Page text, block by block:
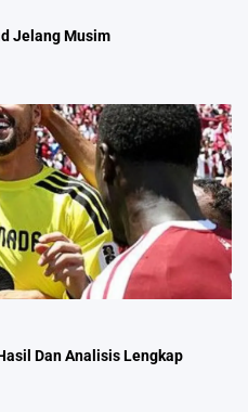
Jelang Musim
Dan Analisis Lengkap